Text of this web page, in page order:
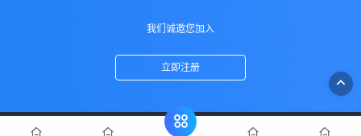
我们诚邀您加入
立即注册